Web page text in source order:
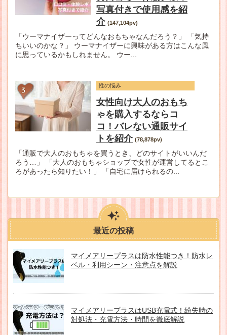
写真付きで使用感を紹
介 (147,104pv)
「ウーマナイザーってどんなおもちゃなんだろう？」 「気持
ちいいのかな？」 ウーマナイザーに興味がある方はこんな風
に思っているかもしれません。 ウー...
性の悩み
女性向け大人のおもち
ゃを購入するならコ
コ！バレない通販サイ
トを紹介 (78,878pv)
「通販で大人のおもちゃを買うとき、どのサイトがいいんだ
ろう…」 「大人のおもちゃショップで女性が運営してるとこ
ろがあったら知りたい！」 「自宅に届けられるの...
最近の投稿
マイメアリープラスは防水性能つき！防水レ
ベル・利用シーン・注意点を解説
マイメアリープラスはUSB充電式！紛失時の
対処法・充電方法・時間を徹底解説